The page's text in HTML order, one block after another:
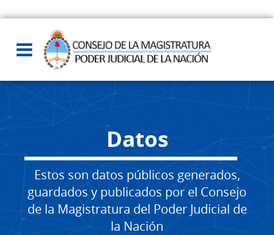
Datos
Estos son datos públicos generados,
guardados y publicados por el Consejo
de la Magistratura del Poder Judicial de
la Nación